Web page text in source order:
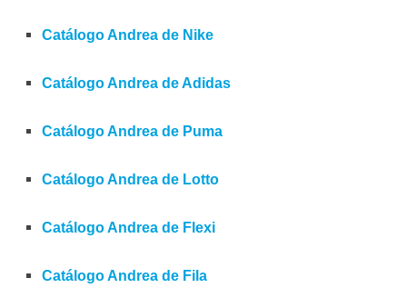
Catálogo Andrea de Nike
Catálogo Andrea de Adidas
Catálogo Andrea de Puma
Catálogo Andrea de Lotto
Catálogo Andrea de Flexi
Catálogo Andrea de Fila